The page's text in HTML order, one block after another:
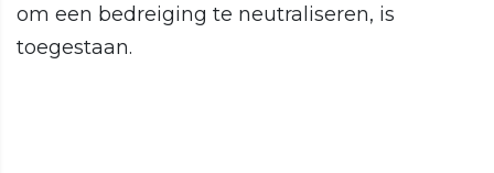
om een bedreiging te neutraliseren, is
toegestaan.